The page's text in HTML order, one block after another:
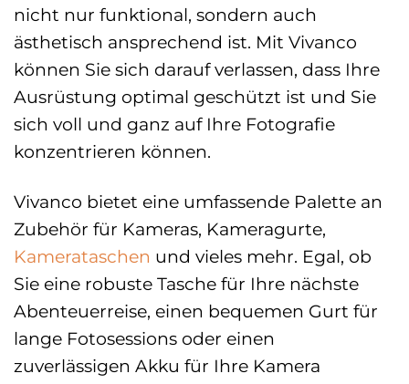
nicht nur funktional, sondern auch
ästhetisch ansprechend ist. Mit Vivanco
können Sie sich darauf verlassen, dass Ihre
Ausrüstung optimal geschützt ist und Sie
sich voll und ganz auf Ihre Fotografie
konzentrieren können.
Vivanco bietet eine umfassende Palette an
Zubehör für Kameras, Kameragurte,
Kamerataschen und vieles mehr. Egal, ob
Sie eine robuste Tasche für Ihre nächste
Abenteuerreise, einen bequemen Gurt für
lange Fotosessions oder einen
zuverlässigen Akku für Ihre Kamera